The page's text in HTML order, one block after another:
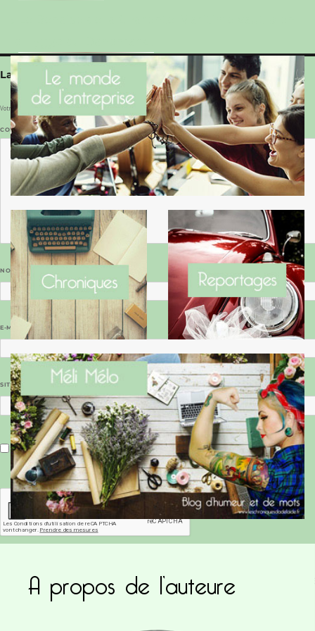
Laisser un commentaire
Votre adresse e-mail ne sera pas publiée. Les champs obligatoires sont indiqués avec*
COMMENTAIRE
NOM
E-MAIL
SITE WEB
Enregistrer mon nom, mon e-mail et mon site dans le navigateur pour mon prochain commentaire.
Ce site utilise Akismet pour réduire les
commentaires sont traitées
A propos de l’auteure